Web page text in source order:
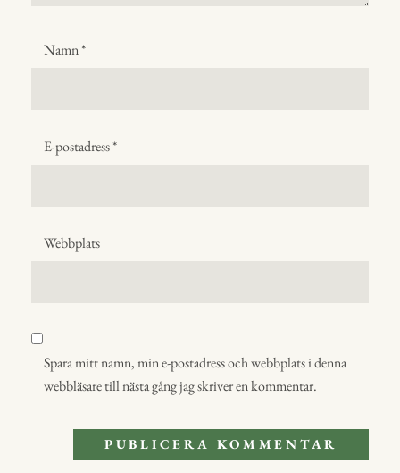
Namn*
E-postadress*
Webbplats
Spara mitt namn, min e-postadress och webbplats i denna
webbläsare till nästa gång jag skriver en kommentar.